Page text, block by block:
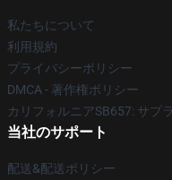
私たちについて
利用規約
プライバシーポリシー
DMCA - 著作権ポリシー
カリフォルニアSB657: サプ
当社のサポート
配送&配送ポリシー